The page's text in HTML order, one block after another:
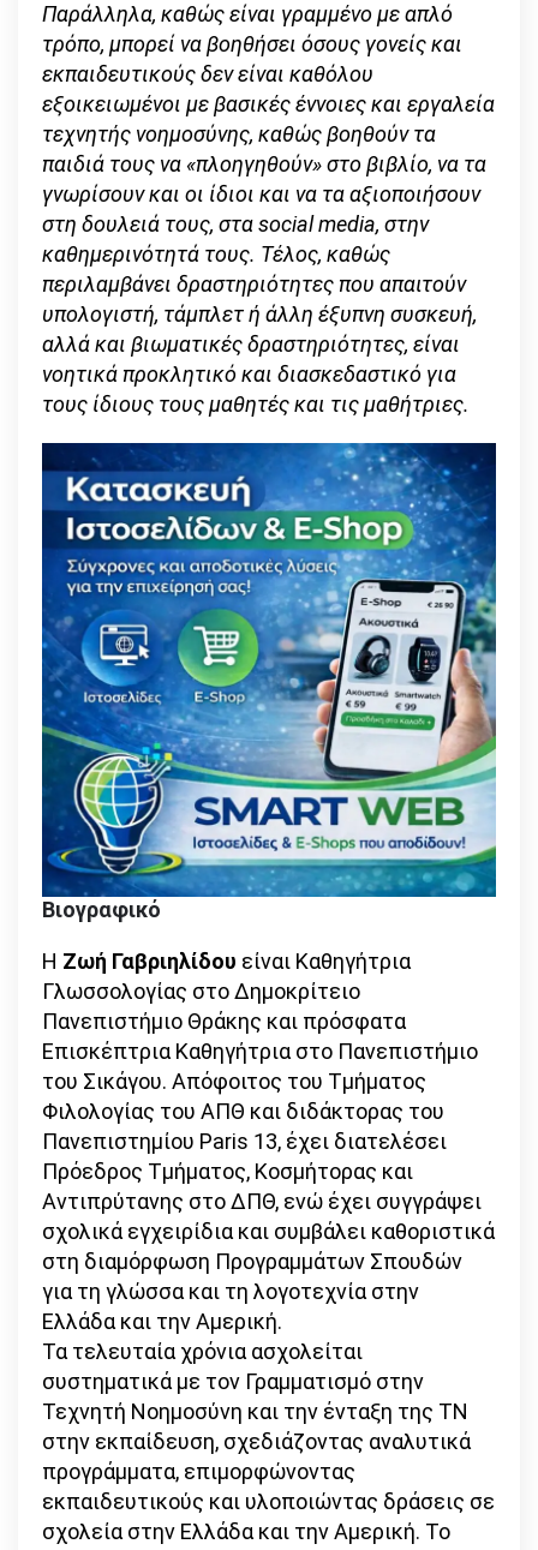
Παράλληλα, καθώς είναι γραμμένο με απλό
τρόπο, μπορεί να βοηθήσει όσους γονείς και
εκπαιδευτικούς δεν είναι καθόλου
εξοικειωμένοι με βασικές έννοιες και εργαλεία
τεχνητής νοημοσύνης, καθώς βοηθούν τα
παιδιά τους να «πλοηγηθούν» στο βιβλίο, να τα
γνωρίσουν και οι ίδιοι και να τα αξιοποιήσουν
στη δουλειά τους, στα social media, στην
καθημερινότητά τους. Τέλος, καθώς
περιλαμβάνει δραστηριότητες που απαιτούν
υπολογιστή, τάμπλετ ή άλλη έξυπνη συσκευή,
αλλά και βιωματικές δραστηριότητες, είναι
νοητικά προκλητικό και διασκεδαστικό για
τους ίδιους τους μαθητές και τις μαθήτριες.
Βιογραφικό
Η Ζωή Γαβριηλίδου είναι Καθηγήτρια
Γλωσσολογίας στο Δημοκρίτειο
Πανεπιστήμιο Θράκης και πρόσφατα
Επισκέπτρια Καθηγήτρια στο Πανεπιστήμιο
του Σικάγου. Απόφοιτος του Τμήματος
Φιλολογίας του ΑΠΘ και διδάκτορας του
Πανεπιστημίου Paris 13, έχει διατελέσει
Πρόεδρος Τμήματος, Κοσμήτορας και
Αντιπρύτανης στο ΔΠΘ, ενώ έχει συγγράψει
σχολικά εγχειρίδια και συμβάλει καθοριστικά
στη διαμόρφωση Προγραμμάτων Σπουδών
για τη γλώσσα και τη λογοτεχνία στην
Ελλάδα και την Αμερική.
Τα τελευταία χρόνια ασχολείται
συστηματικά με τον Γραμματισμό στην
Τεχνητή Νοημοσύνη και την ένταξη της ΤΝ
στην εκπαίδευση, σχεδιάζοντας αναλυτικά
προγράμματα, επιμορφώνοντας
εκπαιδευτικούς και υλοποιώντας δράσεις σε
σχολεία στην Ελλάδα και την Αμερική. Το